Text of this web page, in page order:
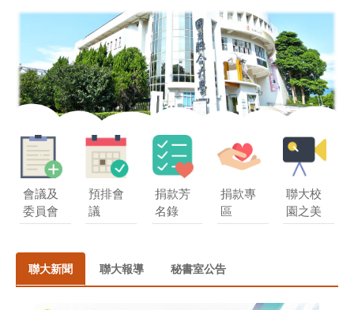
會議及
委員會
預排會
議
捐款芳
名錄
捐款專
區
聯大校
園之美
聯大新聞 聯大報導 秘書室公告